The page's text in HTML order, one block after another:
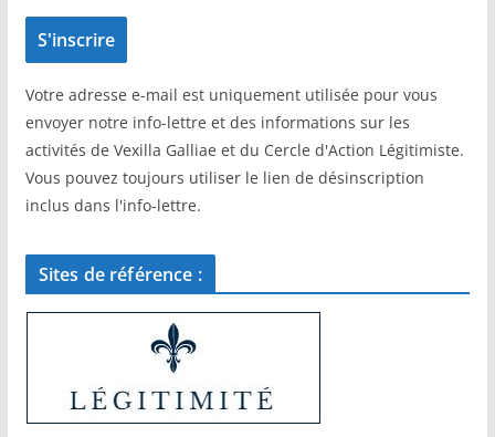
Votre adresse e-mail est uniquement utilisée pour vous
envoyer notre info-lettre et des informations sur les
activités de Vexilla Galliae et du Cercle d'Action Légitimiste.
Vous pouvez toujours utiliser le lien de désinscription
inclus dans l'info-lettre.
Sites de référence :